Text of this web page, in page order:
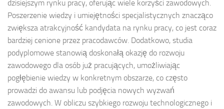
dzisiejszym rynku pracy, oferując wiele korzyści zawodowych.
Poszerzenie wiedzy i umiejętności specjalistycznych znacząco
zwiększa atrakcyjność kandydata na rynku pracy, co jest coraz
bardziej cenione przez pracodawców. Dodatkowo, studia
podyplomowe stanowią doskonałą okazję do rozwoju
zawodowego dla osób już pracujących, umożliwiając
pogłębienie wiedzy w konkretnym obszarze, co często
prowadzi do awansu lub podjęcia nowych wyzwań
zawodowych. W obliczu szybkiego rozwoju technologicznego i